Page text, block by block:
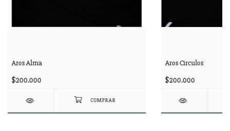
Aros Alma
$200.000
Aros Circulos
$200.000